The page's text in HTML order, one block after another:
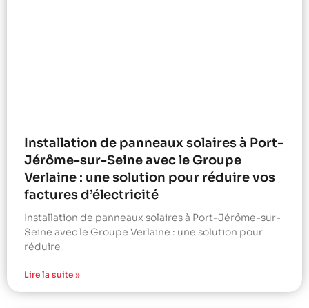
Installation de panneaux solaires à Port-
Jérôme-sur-Seine avec le Groupe
Verlaine : une solution pour réduire vos
factures d’électricité
Installation de panneaux solaires à Port-Jérôme-sur-
Seine avec le Groupe Verlaine : une solution pour
réduire
Lire la suite »